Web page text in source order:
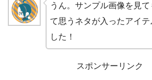
うん。サンプル画像を見
て思うネタが入ったアイテ
した！
スポンサーリンク